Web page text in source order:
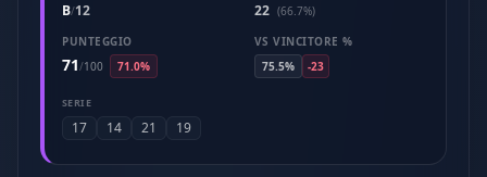
B/12 22 (66.7%)
PUNTEGGIO
71/100 71.0%
VS VINCITORE %
75.5%
-23
SERIE
17 14 21 19